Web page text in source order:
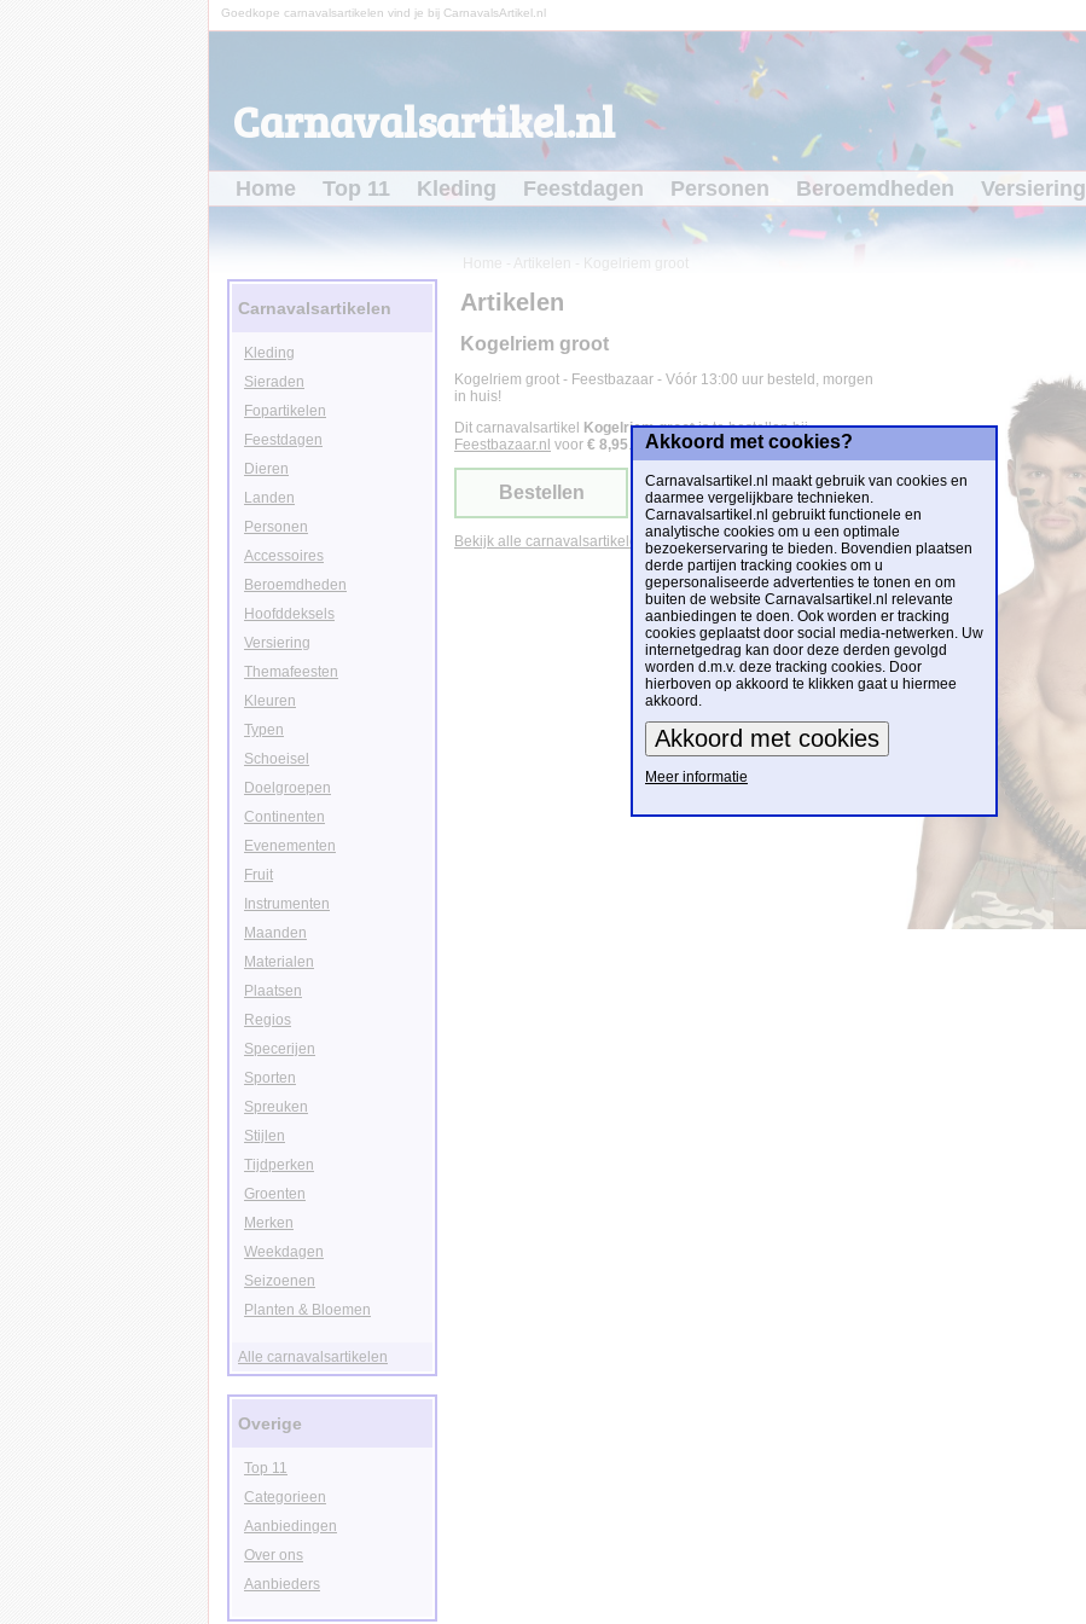
Goedkope carnavalsartikelen vind je bij CarnavalsArtikel.nl
Carnavalsartikel.nl
Home Top 11 Kleding Feestdagen Personen Beroemdheden Versiering
Home Artikelen Kogelriem groot
Artikelen
Kogelriem groot
Kogelriem groot - Feestbazaar - Vóór 13:00 uur besteld, morgen
in huis!
Dit carnavalsartikel
Kogelriem grootis te bestellen bij
Feestbazaar.nl voor € 8,95.
Bestellen
Bekijk alle carnavalsartikelen
Carnavalsartikelen
Kleding
Sieraden
Fopartikelen
Feestdagen
Dieren
Landen
Personen
Accessoires
Beroemdheden
Hoofddeksels
Versiering
Themafeesten
Kleuren
Typen
Schoeisel
Doelgroepen
Continenten
Evenementen
Fruit
Instrumenten
Maanden
Materialen
Plaatsen
Regios
Specerijen
Sporten
Spreuken
Stijlen
Tijdperken
Groenten
Merken
Weekdagen
Seizoenen
Planten & Bloemen
Alle carnavalsartikelen
Overige
Top 11
Categorieen
Aanbiedingen
Over ons
Aanbieders
Akkoord met cookies?
Carnavalsartikel.nl maakt gebruik van cookies en
daarmee vergelijkbare technieken.
Carnavalsartikel.nl gebruikt functionele en
analytische cookies om u een optimale
bezoekerservaring te bieden. Bovendien plaatsen
derde partijen tracking cookies om u
gepersonaliseerde advertenties te tonen en om
buiten de website Carnavalsartikel.nl relevante
aanbiedingen te doen. Ook worden er tracking
cookies geplaatst door social media-netwerken. Uw
internetgedrag kan door deze derden gevolgd
worden d.m.v. deze tracking cookies. Door
hierboven op akkoord te klikken gaat u hiermee
akkoord.
Meer informatie